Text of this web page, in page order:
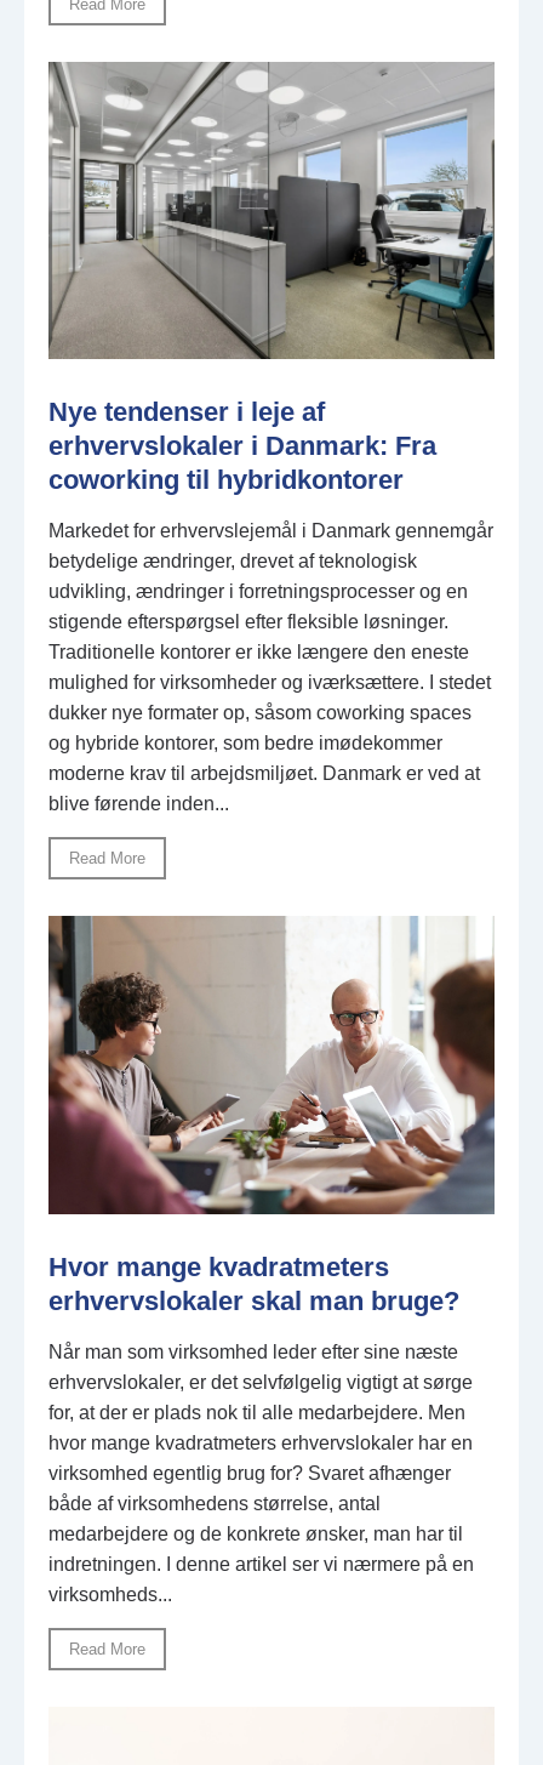
Read More
Nye tendenser i leje af
erhvervslokaler i Danmark: Fra
coworking til hybridkontorer
Markedet for erhvervslejemål i Danmark gennemgår
betydelige ændringer, drevet af teknologisk
udvikling, ændringer i forretningsprocesser og en
stigende efterspørgsel efter fleksible løsninger.
Traditionelle kontorer er ikke længere den eneste
mulighed for virksomheder og iværksættere. I stedet
dukker nye formater op, såsom coworking spaces
og hybride kontorer, som bedre imødekommer
moderne krav til arbejdsmiljøet. Danmark er ved at
blive førende inden...
Read More
Hvor mange kvadratmeters
erhvervslokaler skal man bruge?
Når man som virksomhed leder efter sine næste
erhvervslokaler, er det selvfølgelig vigtigt at sørge
for, at der er plads nok til alle medarbejdere. Men
hvor mange kvadratmeters erhvervslokaler har en
virksomhed egentlig brug for? Svaret afhænger
både af virksomhedens størrelse, antal
medarbejdere og de konkrete ønsker, man har til
indretningen. I denne artikel ser vi nærmere på en
virksomheds...
Read More